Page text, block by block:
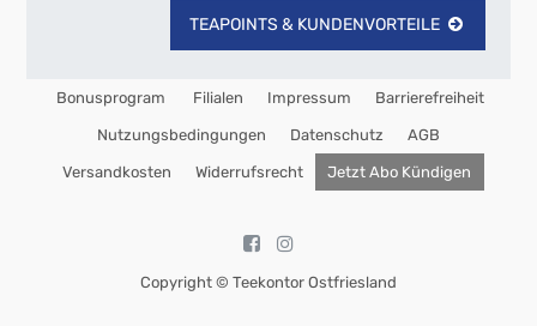
TEAPOINTS & KUNDENVORTEILE
Bonusprogram Filialen Impressum Barrierefreiheit
Nutzungsbedingungen Datenschutz AGB
Versandkosten Widerrufsrecht Jetzt Abo Kündigen
Copyright © Teekontor Ostfriesland